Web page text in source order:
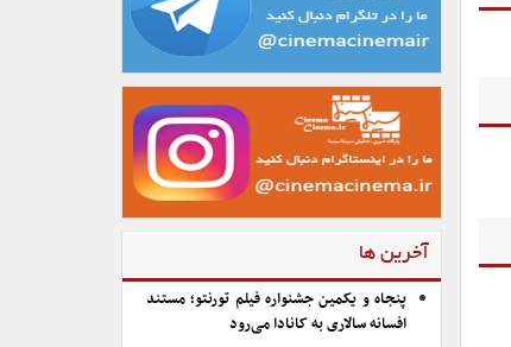
آخرین ها
پنجاه و یکمین جشنواره فیلم تورنتو؛ مستند
افسانه سالاری به کانادا می‌رود